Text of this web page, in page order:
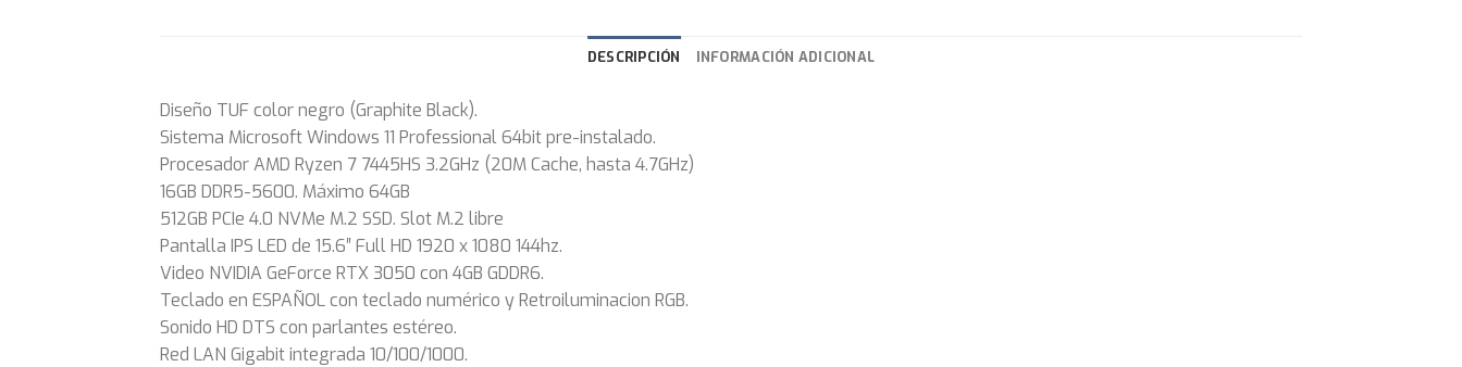
DESCRIPCIÓN INFORMACIÓN ADICIONAL
Diseño TUF color negro (Graphite Black).
Sistema Microsoft Windows 11 Professional 64bit pre-instalado.
Procesador AMD Ryzen 7 7445HS 3.2GHz (20M Cache, hasta 4.7GHz)
16GB DDR5-5600. Máximo 64GB
512GB PCIe 4.0 NVMe M.2 SSD. Slot M.2 libre
Pantalla IPS LED de 15.6″ Full HD 1920 x 1080 144hz.
Video NVIDIA GeForce RTX 3050 con 4GB GDDR6.
Teclado en ESPAÑOL con teclado numérico y Retroiluminacion RGB.
Sonido HD DTS con parlantes estéreo.
Red LAN Gigabit integrada 10/100/1000.